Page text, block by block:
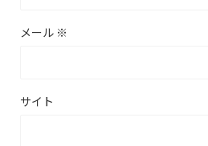
メール ※
サイト